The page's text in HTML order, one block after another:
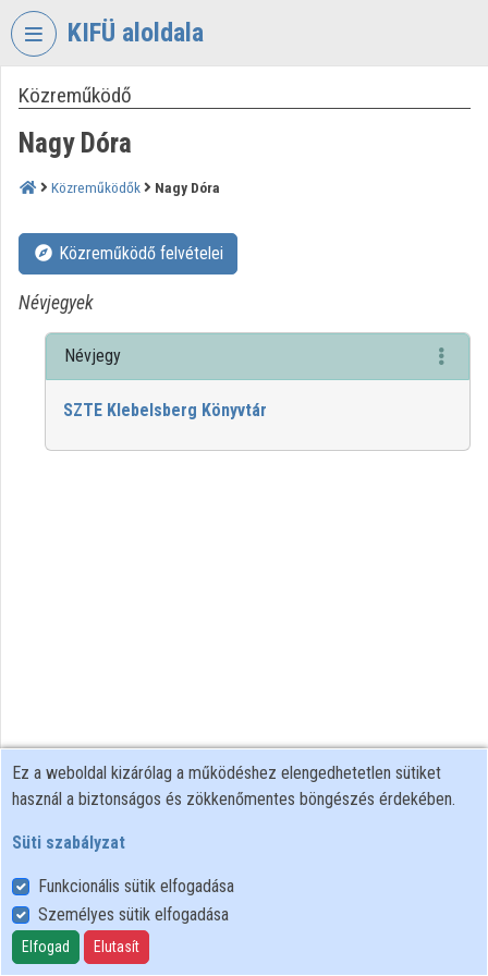
Fejléc kihagyása
KIFÜ aloldala
VIDEOTORIUM
KORMÁNYZATI
INFORMATIKAI
ÜGYNÖKSÉG
Intézményi kezdőlap
Intézményi felfedezés
Kategóriák
Közreműködő
Nagy Dóra
Közreműködők Nagy Dóra
Közreműködő felvételei
Névjegyek
Névjegy
SZTE Klebelsberg Könyvtár
Felhasználói szabályzat
Adatkezelési tájékoztató
Süti szabályzat
Ez a weboldal kizárólag a működéshez elengedhetetlen sütiket
használ a biztonságos és zökkenőmentes böngészés érdekében.
Süti szabályzat
Funkcionális sütik elfogadása
Személyes sütik elfogadása
Elfogad Elutasít